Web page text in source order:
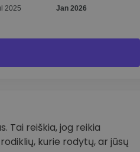
2025 Jan 2026
Tai reiškia, jog reikia
kurie rodytų, ar jūsų